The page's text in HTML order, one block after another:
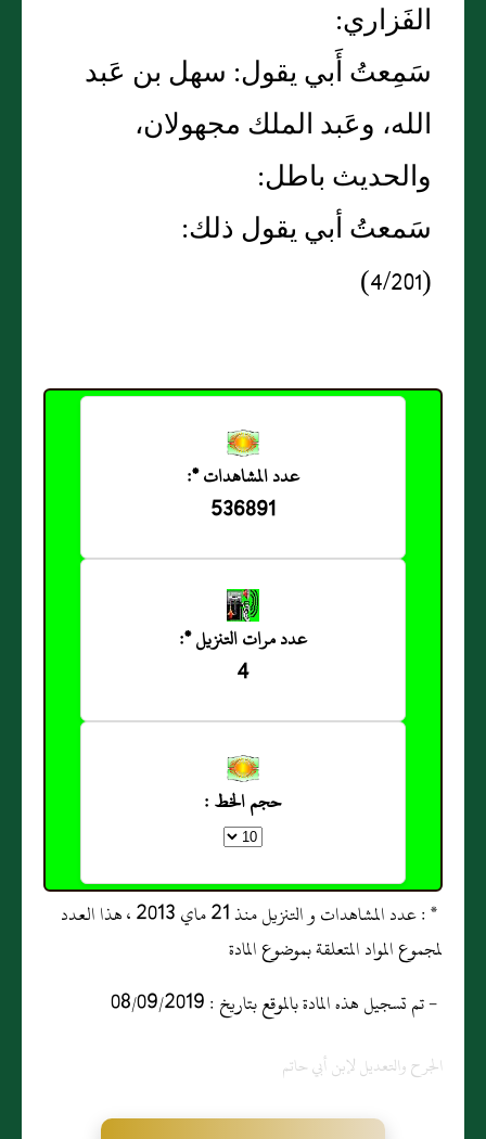
الفَزاري:
سَمِعتُ أَبي يقول: سهل بن عَبد
الله، وعَبد الملك مجهولان،
والحديث باطل:
سَمعتُ أبي يقول ذلك:
(4/201)
عدد المشاهدات *:
536891
عدد مرات التنزيل *:
4
حجم الخط :
* : عدد المشاهدات و التنزيل منذ 21 ماي 2013 ، هذا العدد
لمجموع المواد المتعلقة بموضوع المادة
- تم تسجيل هذه المادة بالموقع بتاريخ : 08/09/2019
الجرح والتعديل لإبن أبي حاتم